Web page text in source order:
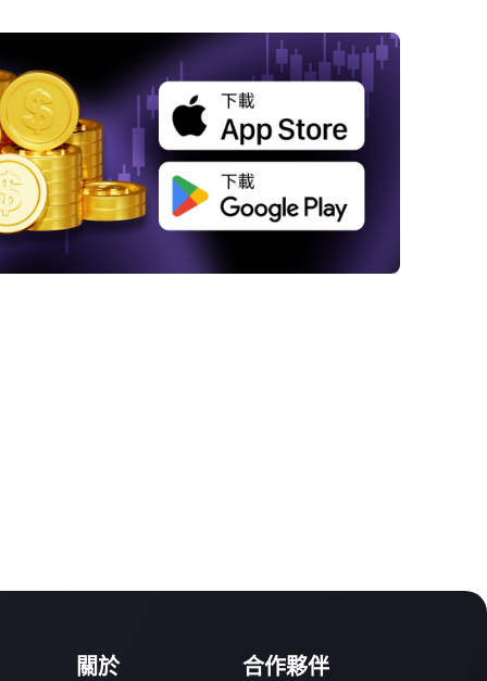
關於 合作夥伴